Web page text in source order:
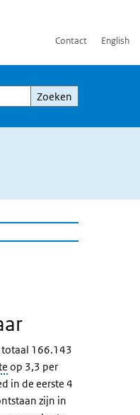
Contact English
Zoeken
166.143
op 3,3 per
in de eerste 4
zijn in